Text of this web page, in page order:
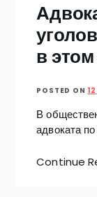
в
POSTED ON
В
адвоката
Continue